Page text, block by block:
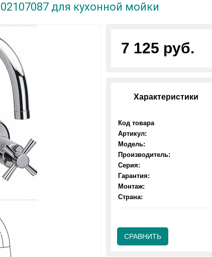
для кухонной мойки
7 125 руб.
Характеристики
Код товара
Артикул:
Модель:
Производитель:
Серия:
Гарантия:
Монтаж:
Страна:
СРАВНИТЬ